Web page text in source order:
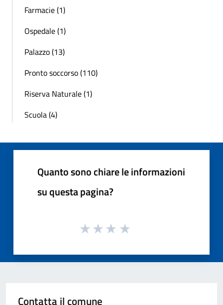
Farmacie (1)
Ospedale (1)
Palazzo (13)
Pronto soccorso (110)
Riserva Naturale (1)
Scuola (4)
Quanto sono chiare le informazioni
su questa pagina?
Contatta il comune